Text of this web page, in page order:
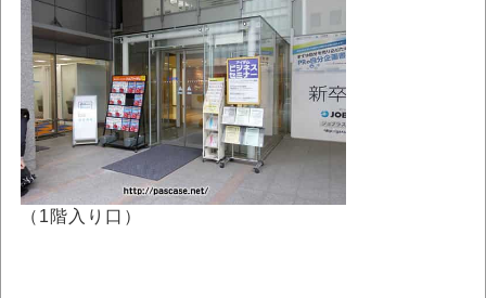
（1階入り口）